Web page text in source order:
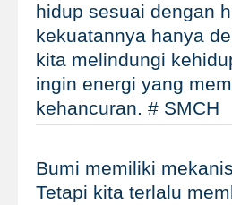
hidup sesuai dengan
kekuatannya hanya
kita melindungi
ingin energi yang
kehancuran. # SMCH
Bumi memiliki
Tetapi kita terlalu